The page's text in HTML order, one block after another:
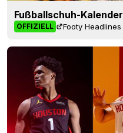
Fußballschuh-Kalender
OFFIZIELL Footy Headlines